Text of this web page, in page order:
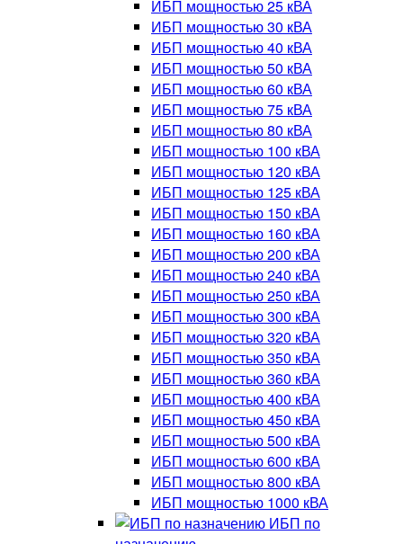
ИБП мощностью 25 кВА
ИБП мощностью 30 кВА
ИБП мощностью 40 кВА
ИБП мощностью 50 кВА
ИБП мощностью 60 кВА
ИБП мощностью 75 кВА
ИБП мощностью 80 кВА
ИБП мощностью 100 кВА
ИБП мощностью 120 кВА
ИБП мощностью 125 кВА
ИБП мощностью 150 кВА
ИБП мощностью 160 кВА
ИБП мощностью 200 кВА
ИБП мощностью 240 кВА
ИБП мощностью 250 кВА
ИБП мощностью 300 кВА
ИБП мощностью 320 кВА
ИБП мощностью 350 кВА
ИБП мощностью 360 кВА
ИБП мощностью 400 кВА
ИБП мощностью 450 кВА
ИБП мощностью 500 кВА
ИБП мощностью 600 кВА
ИБП мощностью 800 кВА
ИБП мощностью 1000 кВА
ИБП по